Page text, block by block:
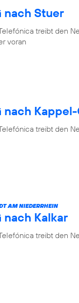
nach Stuer
treibt den
voran
treibt den
AM NIEDERRHEIN
Kalkar
treibt den